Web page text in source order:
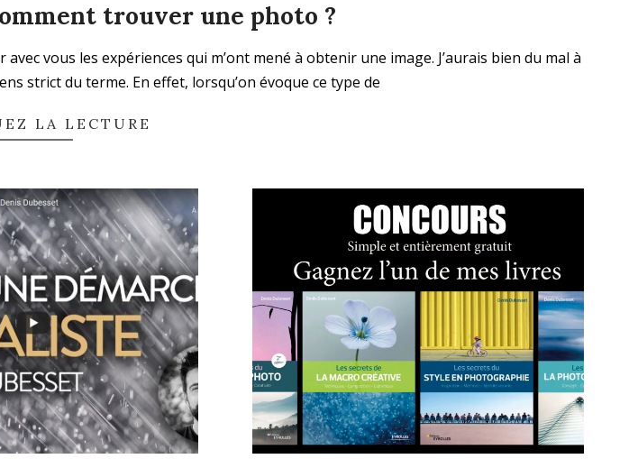
trouver une photo ?
vous les expériences qui m’ont mené à obtenir une image. J’aurais bien du mal à
strict du terme. En effet, lorsqu’on évoque ce type de
LA LECTURE